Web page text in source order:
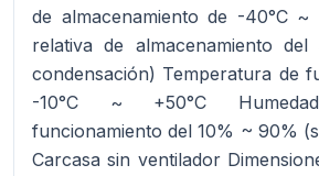
de almacenamiento de -40°C ~
relativa de almacenamiento
condensación) Temperatura de
-10°C ~ +50°C
funcionamiento del 10% ~ 90%
Carcasa sin ventilador